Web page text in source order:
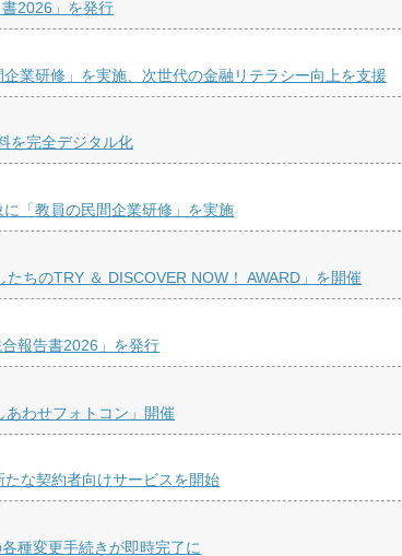
2026」を発行
業研修」を実施、次世代の金融リテラシー向上を支援
を完全デジタル化
「教員の民間企業研修」を実施
ちのTRY ＆ DISCOVER NOW！ AWARD」を開催
報告書2026」を発行
わせフォトコン」開催
な契約者向けサービスを開始
種変更手続きが即時完了に